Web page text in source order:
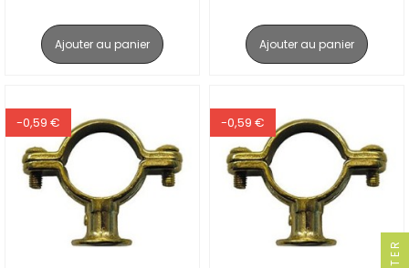
Ajouter au panier Ajouter au panier
-0,59 € -0,59 €